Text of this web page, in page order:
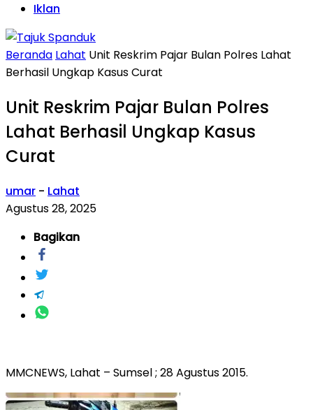
Iklan
Beranda Lahat Unit Reskrim Pajar Bulan Polres Lahat
Berhasil Ungkap Kasus Curat
Unit Reskrim Pajar Bulan Polres
Lahat Berhasil Ungkap Kasus
Curat
umar - Lahat
Agustus 28, 2025
Bagikan
MMCNEWS, Lahat – Sumsel ; 28 Agustus 2015.